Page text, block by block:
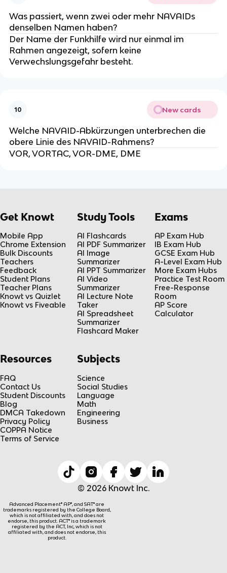
Was passiert, wenn zwei oder mehr NAVAIDs
denselben Namen haben?
Der Name der Funkhilfe wird nur einmal im
Rahmen angezeigt, sofern keine
Verwechslungsgefahr besteht.
10 New cards
Welche NAVAID-Abkürzungen unterbrechen die
obere Linie des NAVAID-Rahmens?
VOR, VORTAC, VOR-DME, DME
Get Knowt
Mobile App
Chrome Extension
Bulk Discounts
Teachers
Feedback
Student Plans
Teacher Plans
Knowt vs Quizlet
Knowt vs Fiveable
Study Tools
AI Flashcards
AI PDF Summarizer
AI Image
Summarizer
AI PPT Summarizer
AI Video
Summarizer
AI Lecture Note
Taker
AI Spreadsheet
Summarizer
Flashcard Maker
Exams
AP Exam Hub
IB Exam Hub
GCSE Exam Hub
A-Level Exam Hub
More Exam Hubs
Practice Test Room
Free-Response
Room
AP Score
Calculator
Resources
FAQ
Contact Us
Student Discounts
Blog
DMCA Takedown
Privacy Policy
COPPA Notice
Terms of Service
Subjects
Science
Social Studies
Language
Math
Engineering
Business
© 2026 Knowt Inc.
Advanced Placement® AP®, and SAT® are
trademarks registered by the College Board,
which is not affiliated with, and does not
endorse, this product. ACT® is a trademark
registered by the ACT, Inc, which is not
affiliated with, and does not endorse, this
product.